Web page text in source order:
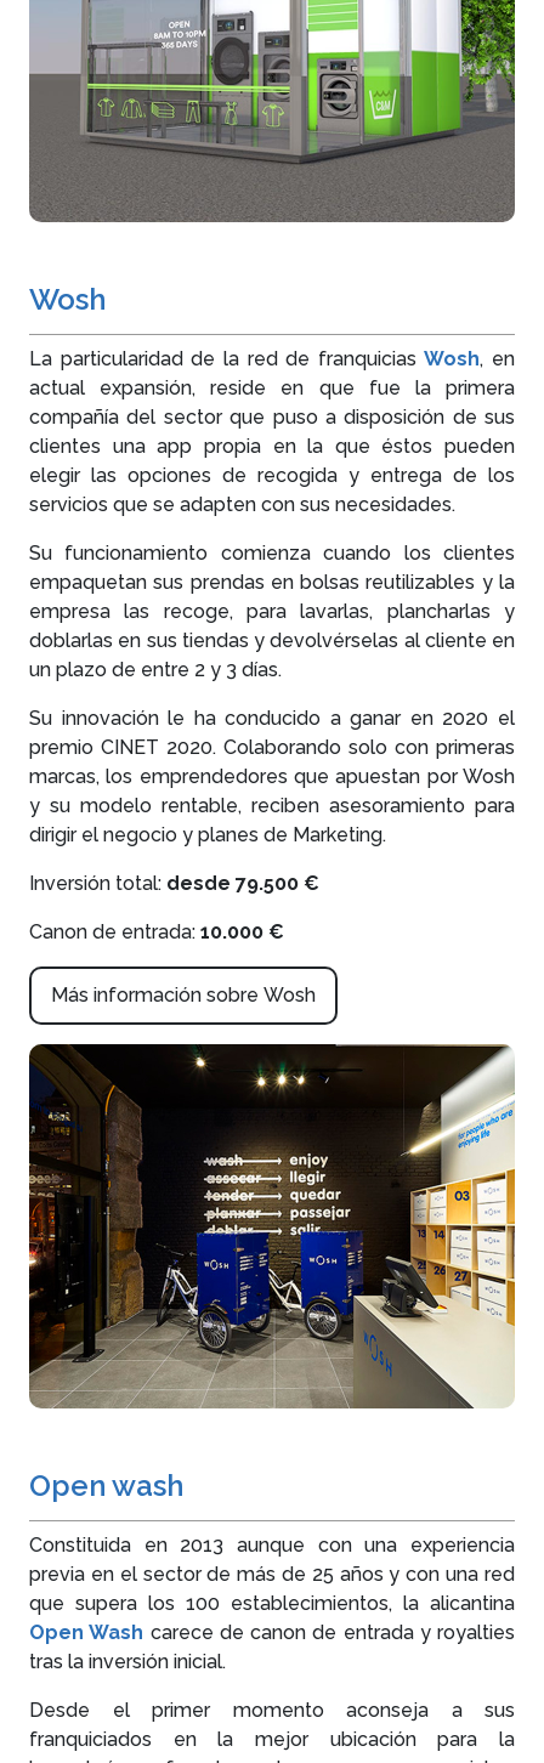
Wosh
La particularidad de la red de franquiciasWosh, en
actual expansión, reside en que fue la primera
compañía del sector que puso a disposición de sus
clientes una app propia en la que éstos pueden
elegir las opciones de recogida y entrega de los
servicios que se adapten con sus necesidades.
Su funcionamiento comienza cuando los clientes
empaquetan sus prendas en bolsas reutilizables y la
empresa las recoge, para lavarlas, plancharlas y
doblarlas en sus tiendas y devolvérselas al cliente en
un plazo de entre 2 y 3 días.
Su innovación le ha conducido a ganar en 2020 el
premio CINET 2020. Colaborando solo con primeras
marcas, los emprendedores que apuestan por Wosh
y su modelo rentable, reciben asesoramiento para
dirigir el negocio y planes de Marketing.
Inversión total: desde 79.500 €
Canon de entrada: 10.000 €
Más información sobre Wosh
Open wash
Constituida en 2013 aunque con una experiencia
previa en el sector de más de 25 años y con una red
que supera los 100 establecimientos, la alicantina
Open Wash carece de canon de entrada y royalties
tras la inversión inicial.
Desde el primer momento aconseja a sus
franquiciados en la mejor ubicación para la